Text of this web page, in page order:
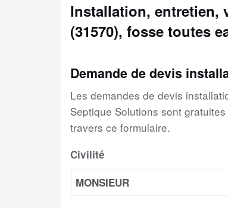
Installation, entretien,
(31570), fosse toutes
Demande de devis
Les demandes de devis
Septique Solutions sont
travers ce formulaire.
Civilité